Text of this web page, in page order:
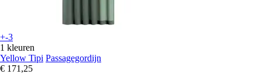
+-3
1 kleuren
Yellow Tipi Passagegordijn
€ 171,25